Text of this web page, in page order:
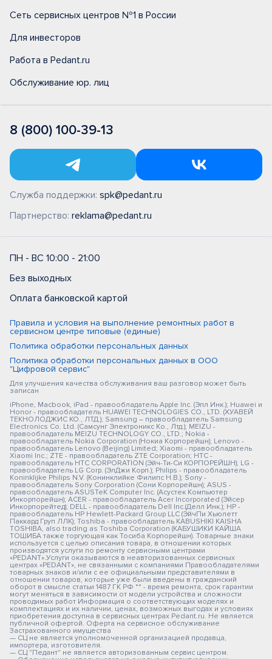
Сеть сервисных центров №1 в России
Для инвесторов
Работа в Pedant.ru
Обслуживание юр. лиц
8 (800) 100-39-13
Служба поддержки: spk@pedant.ru
Партнерство: reklama@pedant.ru
ПН - ВС 10:00 - 21:00
Без выходных
Оплата банковской картой
Правила и условия на выполнение ремонтных работ в
сервисном центре типовые (единые)
Политика обработки персональных данных
Политика обработки персональных данных в ООО
"Цифровой сервис"
Для улучшения качества обслуживания ваш разговор может быть
записан
iPhone, Macbook, iPad - правообладатель Apple Inc. (Эпл Инк.); Huawei и
Honor - правообладатель HUAWEI TECHNOLOGIES CO., LTD. (ХУАВЕЙ
ТЕКНОЛОДЖИС КО., ЛТД.); Samsung – правообладатель Samsung
Electronics Co. Ltd. (Самсунг Электроникс Ко., Лтд.); MEIZU -
правообладатель MEIZU TECHNOLOGY CO., LTD.; Nokia -
правообладатель Nokia Corporation (Нокиа Корпорейшн); Lenovo -
правообладатель Lenovo (Beijing) Limited; Xiaomi - правообладатель
Xiaomi Inc.; ZTE - правообладатель ZTE Corporation; HTC -
правообладатель HTC CORPORATION (Эйч-Ти-Си КОРПОРЕЙШН); LG -
правообладатель LG Corp. (ЭлДжи Корп.); Philips - правообладатель
Koninklijke Philips N.V. (Конинклийке Филипс Н.В.); Sony -
правообладатель Sony Corporation (Сони Корпорейшн); ASUS -
правообладатель ASUSTeK Computer Inc. (Асустек Компьютер
Инкорпорейшн); ACER - правообладатель Acer Incorporated (Эйсер
Инкорпорейтед); DELL - правообладатель Dell Inc.(Делл Инк.); HP -
правообладатель HP Hewlett-Packard Group LLC (ЭйчПи Хьюлетт
Паккард Груп ЛЛК); Toshiba - правообладатель KABUSHIKI KAISHA
TOSHIBA, also trading as Toshiba Corporation (КАБУШИКИ КАЙША
ТОШИБА также торгующая как Тосиба Корпорейшн). Товарные знаки
используется с целью описания товара, в отношении которых
производятся услуги по ремонту сервисными центрами
«PEDANT».Услуги оказываются в неавторизованных сервисных
центрах «PEDANT», не связанными с компаниями Правообладателями
товарных знаков и/или с ее официальными представителями в
отношении товаров, которые уже были введены в гражданский
оборот в смысле статьи 1487 ГК РФ ** - время ремонта, срок гарантии
могут меняться в зависимости от модели устройства и сложности
проводимых работ Информация о соответствующих моделях и
комплектациях и их наличии, ценах, возможных выгодах и условиях
приобретения доступна в сервисных центрах Pedant.ru. Не является
публичной офертой. Оферта на сервисное обслуживание
Застрахованного имущества
— СЦ не является уполномоченной организацией продавца,
импортера, изготовителя.
— СЦ "Педант" не является авторизованным сервис центром.